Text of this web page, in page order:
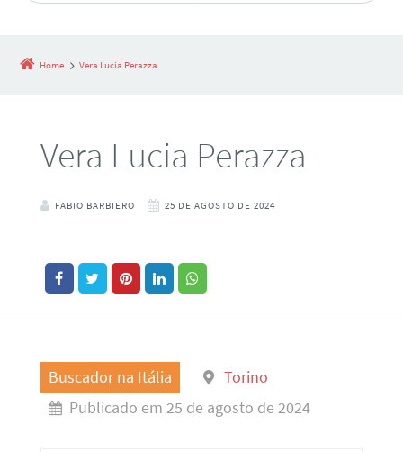
Home Vera Lucia Perazza
Vera Lucia Perazza
FABIO BARBIERO 25 DE AGOSTO DE 2024
Buscador na Itália
Torino
Publicado em 25 de agosto de 2024